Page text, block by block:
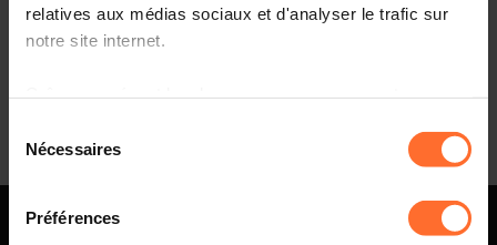
relatives aux médias sociaux et d'analyser le trafic sur
notre site internet.
à l’exception des cookies strictement nécessaires au
fonctionnement du site. Une description des différents
cookies est accessible sous l’onglet « Détails » ci-
dessus.
Nécessaires
Préférences